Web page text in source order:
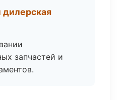
дилерская
запчастей и